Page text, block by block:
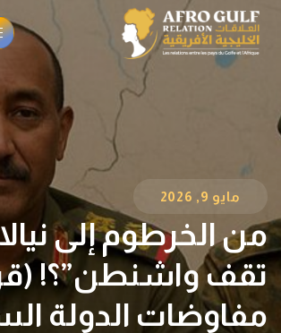
مايو 9, 2026
من الخرطوم إلى
تقف واشنطن”؟!
مفاوضات الدولة